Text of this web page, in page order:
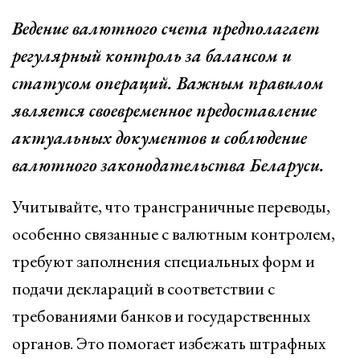
Ведение валютного счета предполагает
регулярный контроль за балансом и
статусом операций. Важным правилом
является своевременное предоставление
актуальных документов и соблюдение
валютного законодательства Беларуси.
Учитывайте, что трансграничные переводы,
особенно связанные с валютным контролем,
требуют заполнения специальных форм и
подачи деклараций в соответствии с
требованиями банков и государственных
органов. Это помогает избежать штрафных